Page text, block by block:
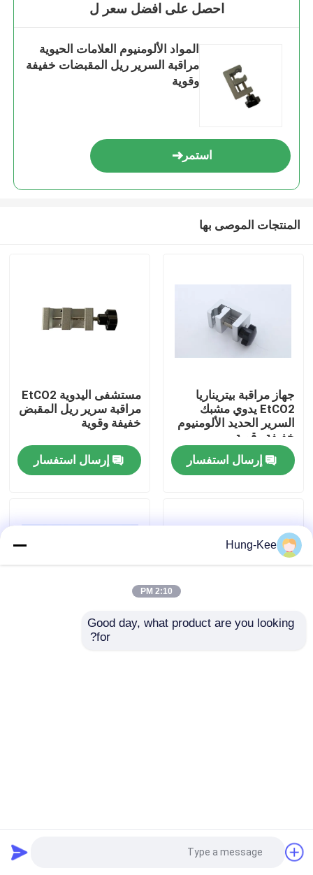
منزل
أشرطة فيديو
احصل على افضل سعر ل
المواد الألومنيوم العلامات الحيوية
مراقبة السرير ريل المقبضات خفيفة
وقوية
استمر
المنتجات الموصى بها
جهاز مراقبة بيتريناريا
EtCO2 يدوي مشبك
السرير الحديد الألومنيوم
خفيفة وقوية
إرسال استفسار
مستشفى اليدوية EtCO2
مراقبة سرير ريل المقبض
خفيفة وقوية
إرسال استفسار
خفيفة وقوية مفيدة نبض
© 2026 Hung-Kee (China) Electronic Technology
Hung-Kee
2:10 PM
Good day, what product are you looking
for?